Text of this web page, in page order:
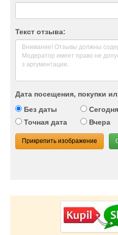
Текст отзыва:
Дата посещения, покупки
Без даты
Сегодня
Точная дата
Вчера
Прикрепить изображение